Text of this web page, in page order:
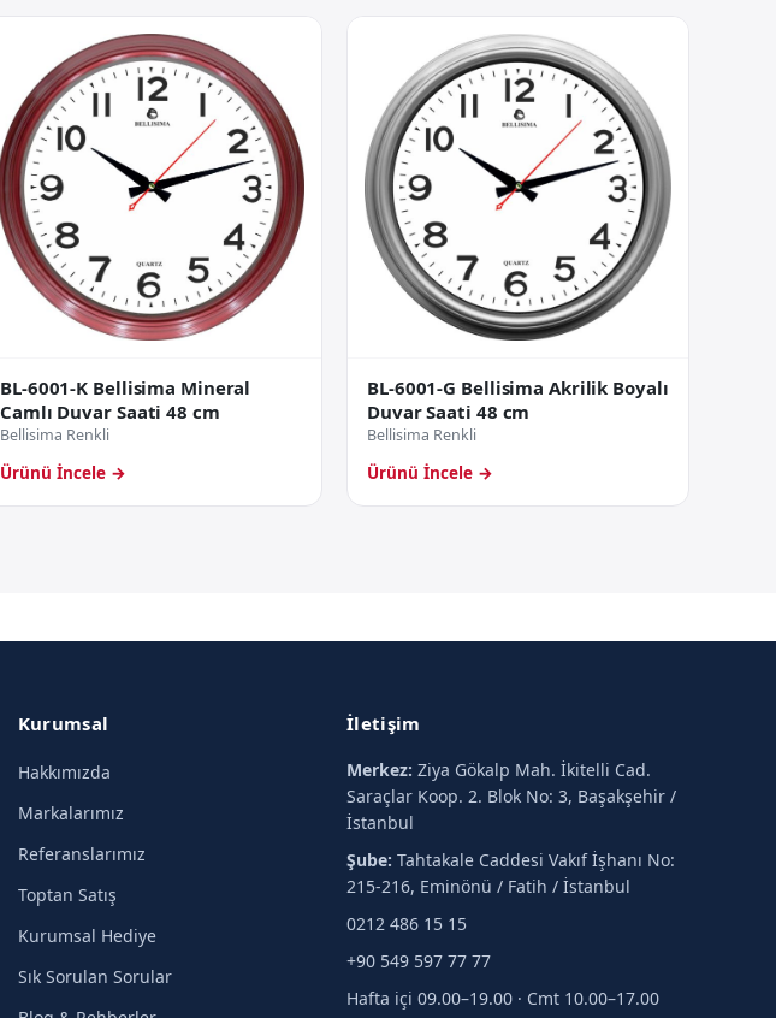
BL-6001-K Bellisima Mineral
Camlı Duvar Saati 48 cm
Bellisima Renkli
Ürünü İncele →
BL-6001-G Bellisima Akrilik Boyalı
Duvar Saati 48 cm
Bellisima Renkli
Ürünü İncele →
Kurumsal
Hakkımızda
Markalarımız
Referanslarımız
Toptan Satış
Kurumsal Hediye
Sık Sorulan Sorular
İletişim
Merkez: Ziya Gökalp Mah. İkitelli Cad.
Saraçlar Koop. 2. Blok No: 3, Başakşehir /
İstanbul
Şube: Tahtakale Caddesi Vakıf İşhanı No:
215-216, Eminönü / Fatih / İstanbul
0212 486 15 15
+90 549 597 77 77
Hafta içi 09.00–19.00 · Cmt 10.00–17.00